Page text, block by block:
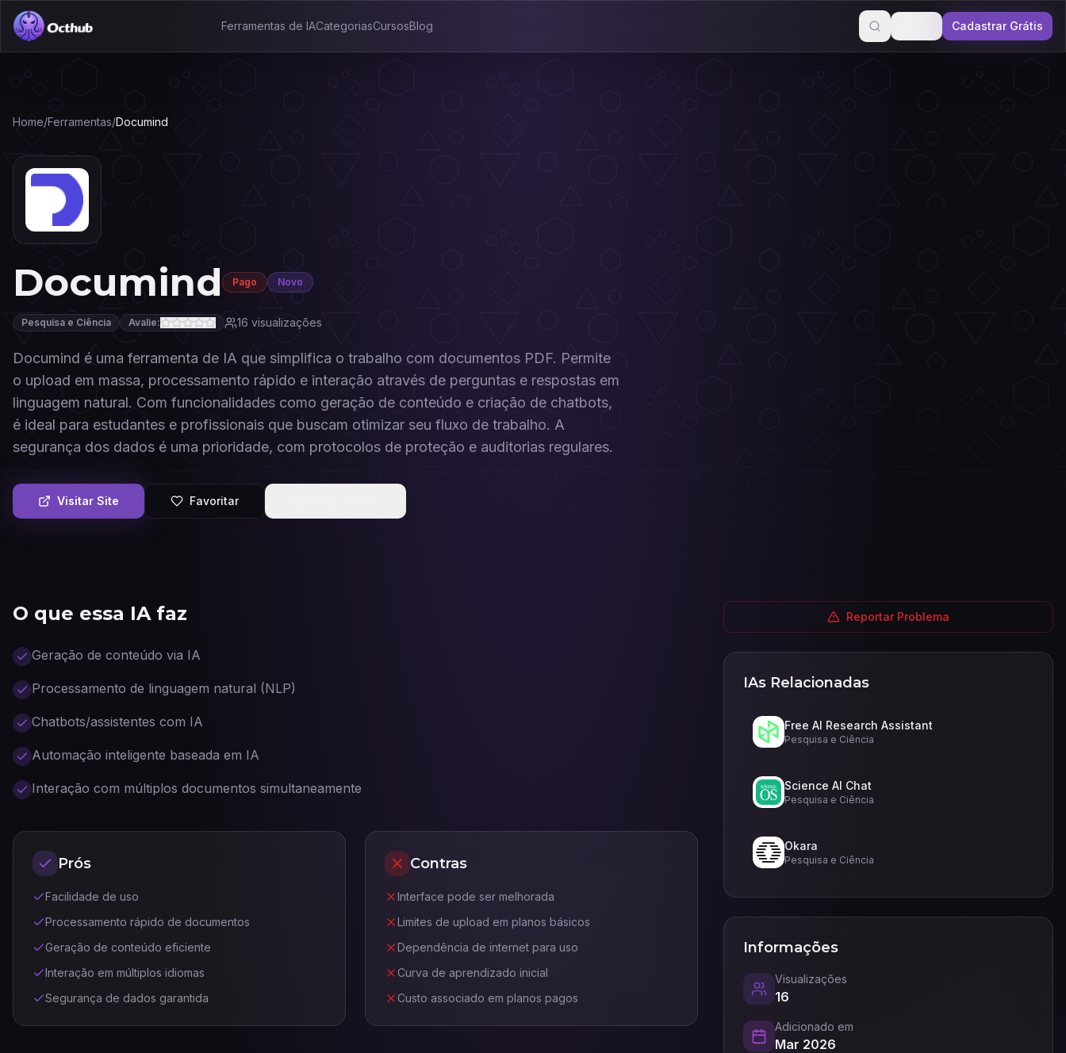
Ferramentas de IACategoriasCursosBlog Cadastrar Grátis
Home/Ferramentas/Documind
Documind Pago Novo
Pesquisa e Ciência Avalie: 16 visualizações
Documind é uma ferramenta de IA que simplifica o trabalho com documentos PDF. Permite
o upload em massa, processamento rápido e interação através de perguntas e respostas em
linguagem natural. Com funcionalidades como geração de conteúdo e criação de chatbots,
é ideal para estudantes e profissionais que buscam otimizar seu fluxo de trabalho. A
segurança dos dados é uma prioridade, com protocolos de proteção e auditorias regulares.
Visitar Site Favoritar
O que essa IA faz
Geração de conteúdo via IA
Processamento de linguagem natural (NLP)
Chatbots/assistentes com IA
Automação inteligente baseada em IA
Interação com múltiplos documentos simultaneamente
Prós
Facilidade de uso
Processamento rápido de documentos
Geração de conteúdo eficiente
Interação em múltiplos idiomas
Segurança de dados garantida
Contras
Interface pode ser melhorada
Limites de upload em planos básicos
Dependência de internet para uso
Curva de aprendizado inicial
Custo associado em planos pagos
Reportar Problema
IAs Relacionadas
Free AI Research Assistant
Pesquisa e Ciência
Science AI Chat
Pesquisa e Ciência
Okara
Pesquisa e Ciência
Informações
Visualizações
16
Adicionado em
Mar 2026